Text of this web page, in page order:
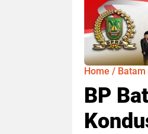
Home / Batam
BP